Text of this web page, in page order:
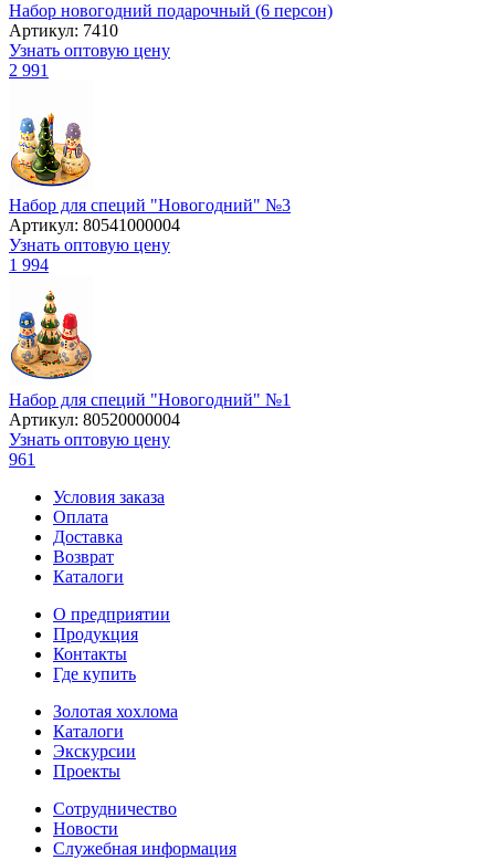
Набор новогодний подарочный (6 персон)
Артикул: 7410
Узнать оптовую цену
2 991
Набор для специй "Новогодний" №3
Артикул: 80541000004
Узнать оптовую цену
1 994
Набор для специй "Новогодний" №1
Артикул: 80520000004
Узнать оптовую цену
961
Условия заказа
Оплата
Доставка
Возврат
Каталоги
О предприятии
Продукция
Контакты
Где купить
Золотая хохлома
Каталоги
Экскурсии
Проекты
Сотрудничество
Новости
Служебная информация